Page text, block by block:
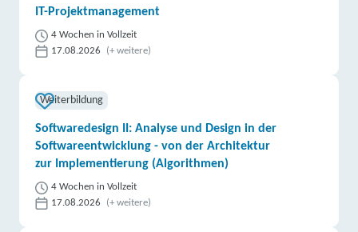
Lecturio GmbH | Altmarkt 10 B/D, 01067 Dresden
Partner
Berger Bildungsinstitut GmbH | Altmarkt 10 B/D,
01067 DresdenPartner
weitere Informationen
mycareernow GmbH | Altmarkt 10 D, 01067
IT-Projektmanagement
4 Wochen in Vollzeit
17.08.2026
(+ weitere)
Weiterbildung
Softwaredesign II: Analyse und Design in der
Softwareentwicklung - von der Architektur
zur Implementierung (Algorithmen)
4 Wochen in Vollzeit
17.08.2026
(+ weitere)